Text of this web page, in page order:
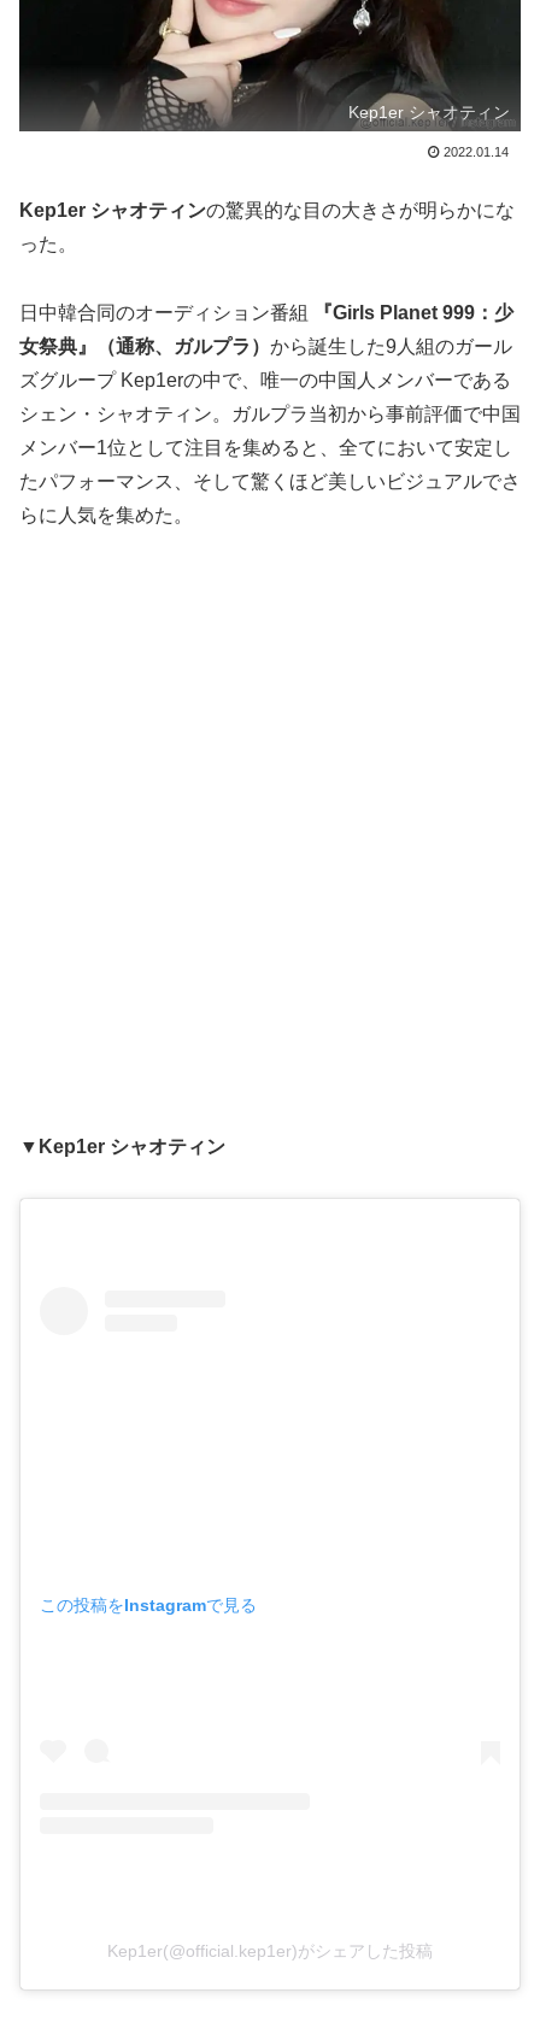
Kep1er シャオティン
2022.01.14
Kep1er シャオティンの驚異的な目の大きさが明らかにな
った。
日中韓合同のオーディション番組
『Girls Planet 999：少
女祭典』（通称、ガルプラ） から誕生した9人組のガール
ズグループ Kep1erの中で、唯一の中国人メンバーである
シェン・シャオティン。ガルプラ当初から事前評価で中国
メンバー1位として注目を集めると、全てにおいて安定し
たパフォーマンス、そして驚くほど美しいビジュアルでさ
らに人気を集めた。
▼Kep1er シャオティン
この投稿をInstagramで見る
Kep1er(@official.kep1er)がシェアした投稿